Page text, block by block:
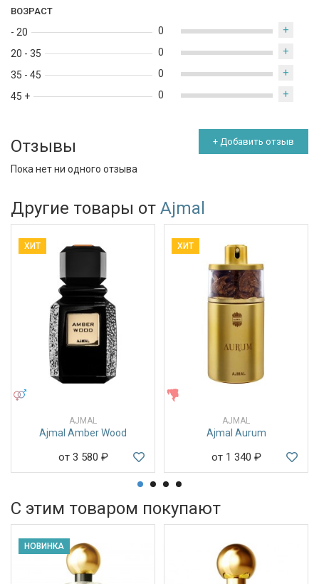
ВОЗРАСТ
- 20
20 - 35
35 - 45
45 +
0 +
0 +
0 +
0 +
Отзывы + Добавить отзыв
Пока нет ни одного отзыва
Другие товары от Ajmal
ХИТ
AJMAL
Ajmal Amber Wood
от 3 580 ₽
ХИТ
AJMAL
Ajmal Aurum
от 1 340 ₽
С этим товаром покупают
НОВИНКА